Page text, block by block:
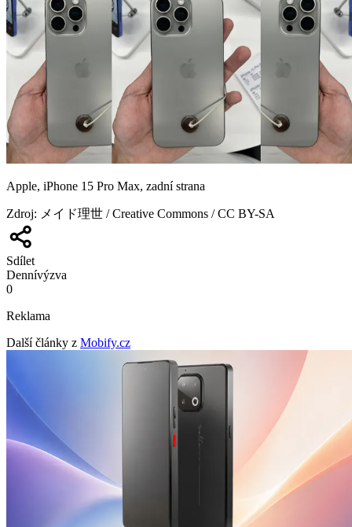
Apple, iPhone 15 Pro Max, zadní strana
Zdroj: メイド理世 / Creative Commons / CC BY-SA
Sdílet
Dennívýzva
0
Reklama
Další články z Mobify.cz